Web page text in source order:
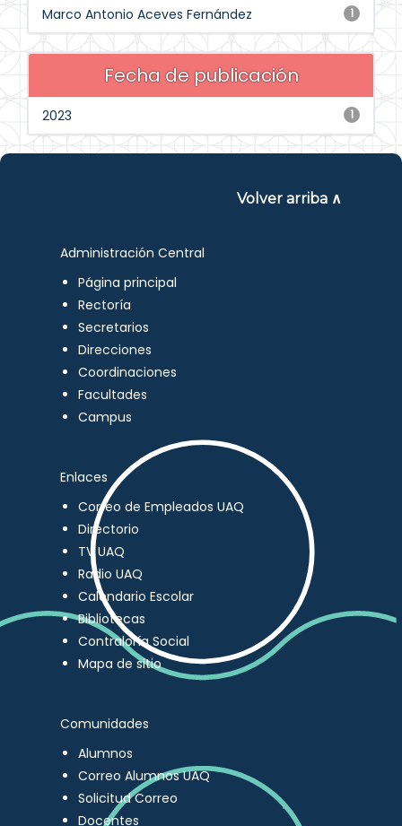
1
Marco Antonio Aceves Fernández
Fecha de publicación
1
2023
Volver arriba ∧
Administración Central
Página principal
Rectoría
Secretarios
Direcciones
Coordinaciones
Facultades
Campus
Enlaces
Correo de Empleados UAQ
Directorio
TV UAQ
Radio UAQ
Calendario Escolar
Bibliotecas
Contraloría Social
Mapa de sitio
Comunidades
Alumnos
Correo Alumnos UAQ
Solicitud Correo
Docentes